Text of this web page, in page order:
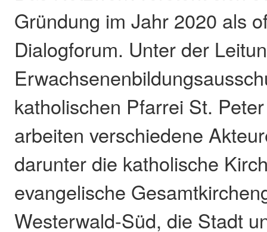
Gründung im Jahr 2020 als
Dialogforum. Unter der
katholischen Pfarrei St.
arbeiten verschiedene
darunter die katholische
evangelische
Westerwald-Süd, die Stadt